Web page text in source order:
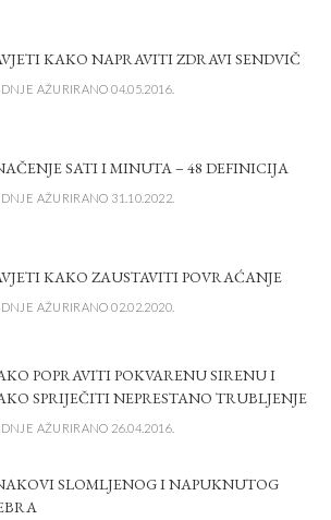
KAKO NAPRAVITI ZDRAVI SENDVIČ
AŽURIRANO 04.05.2016.
SATI I MINUTA – 48 DEFINICIJA
AŽURIRANO 31.10.2022.
KAKO ZAUSTAVITI POVRAĆANJE
AŽURIRANO 02.02.2020.
POPRAVITI POKVARENU SIRENU I
SPRIJEČITI NEPRESTANO TRUBLJENJE
AŽURIRANO 26.04.2016.
SLOMLJENOG I NAPUKNUTOG